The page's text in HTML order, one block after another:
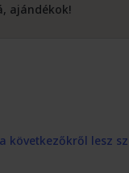
ajándékok!
következőkről lesz